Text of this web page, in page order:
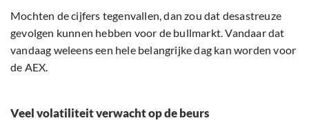
Mochten de cijfers tegenvallen, dan zou dat desastreuze
gevolgen kunnen hebben voor de bullmarkt. Vandaar dat
vandaag weleens een hele belangrijke dag kan worden voor
de AEX.
Veel volatiliteit verwacht op de beurs